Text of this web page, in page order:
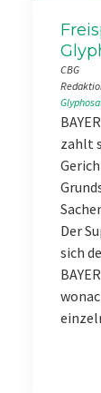
CBG
zahlt
Der
sich